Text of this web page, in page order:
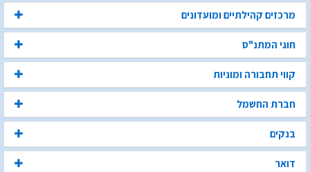
מרכזים קהילתיים ומועדונים
חוגי המתנ"ס
קווי תחבורה ומוניות
חברת החשמל
בנקים
דואר